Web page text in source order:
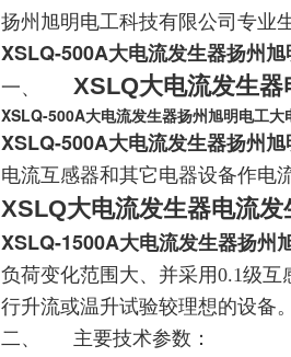
扬州旭明电工科技有限公司专业
XSLQ-500A大电流发生器扬州
一、 XSLQ大电流发生
XSLQ-500A大电流发生器扬州旭明电工大
XSLQ-500A大电流发生器扬州
电流互感器和其它电器设备作电
XSLQ大电流发生器电流发
XSLQ-1500A大电流发生器扬州
负荷变化范围大、并采用0.1级互
行升流或温升试验较理想的设备。
二、
主要技术参数：